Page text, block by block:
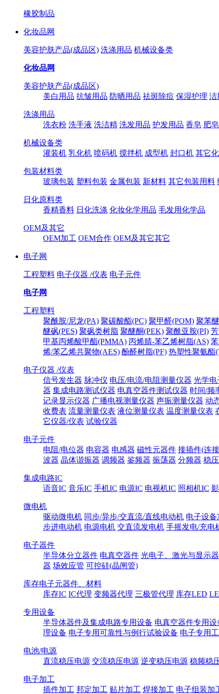
橡胶制品
化妆品网
美容护肤产品(成品区) 洗涤用品 机械设备类
化妆品网
美容护肤产品(成品区)
美白用品 抗皱用品 防晒用品 祛斑除痘 保湿护理 洁
洗涤用品
洗衣粉 洗手液 洗洁精 洗发用品 护发用品 香皂 肥皂
机械设备类
灌装机 乳化机 喷码机 搅拌机 成型机 封口机 其它
包装材料类
玻璃包装 塑料包装 金属包装 新材料 其它包装用料
日化原料类
香精香料 日化洗涤 化妆化学用品 毛发用化学品
OEM及其它
OEM加工 OEM合作 OEM及其它其它
电子网
工程塑料 电子仪器 /仪表 电子元件
电子网
工程塑料
聚酰胺/尼龙(PA) 聚碳酸酯(PC) 聚甲醛(POM) 聚苯
醚砜(PES) 聚砜类树脂 聚醚酮(PEK) 聚酰亚胺(PI)
甲基丙烯酸甲酯(PMMA) 丙烯腈-苯乙烯树脂(AS)
烯/苯乙烯共聚物(AES) 酚醛树脂(PF) 热塑性聚氨酯
电子仪器 /仪表
信号发生器 脉冲仪 电压/电流/电阻测量仪器 光学电
器 集成电路测试仪器 电真空器件测试仪器 时间/频
记录显示仪器 广播电视测量仪器 声振测量仪器 动
收费表 流量测量仪表 液位测量仪表 温度测量仪表
它仪器/仪表 试验仪器
电子元件
电阻/电位器 电容器 电感器 磁性元器件 接插件(连
波器 晶体谐振器 调频器 鉴频器 振荡器 分频器 稳
集成电路IC
语音IC 音乐IC 手机IC 电源IC 电视机IC 照相机IC
微电机
驱动微电机 同步/异步/交直流/直线电动机 电子设
步进电动机 电源电机 交直流发电机 手摇发电/充电
电子器件
半导体分立器件 电真空器件 光电子、激光与显示
器 场效应管 可控硅(晶闸管)
库存电子元器件、材料
库存IC IC代理 变频器代理 三极管代理 库存LED
专用设备
半导体器件及集成电路专用设备 电真空器件专用设
理设备 电子专用可靠性与例行试验设备 电子专用
电池/电源
直流稳压电源 交流稳压电源 逆变稳压电源 稳频稳
电子加工
插件加工 邦定加工 贴片加工 焊接加工 电子组装加